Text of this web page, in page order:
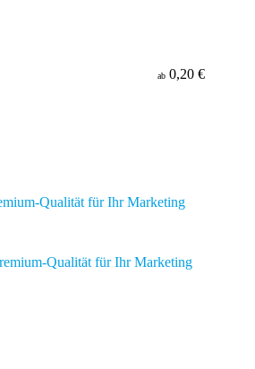
ab 0,20 €
Qualität für Ihr Marketing